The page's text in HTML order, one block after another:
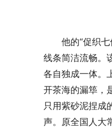
他的“促织七件
线条简洁流畅。
各自独成一体。
开茶海的漏筚，
只用紫砂泥捏成
声。原全国人大